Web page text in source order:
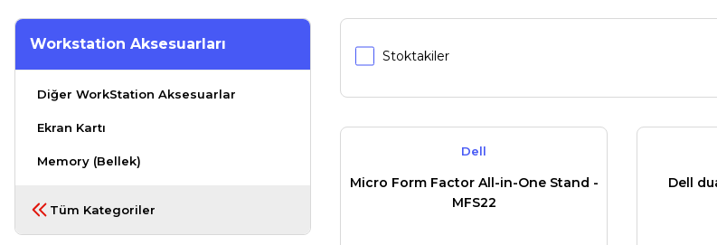
Workstation Aksesuarları
Diğer WorkStation Aksesuarlar
Ekran Kartı
Memory (Bellek)
Tüm Kategoriler
Stoktakiler
Dell
Micro Form Factor All-in-One Stand -
MFS22
Dell